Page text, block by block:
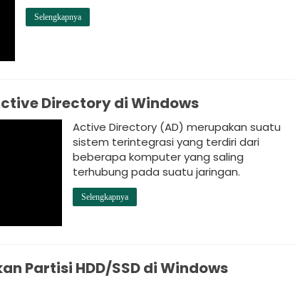
Selengkapnya
Directory di Windows
Active Directory (AD) merupakan suatu
sistem terintegrasi yang terdiri dari
beberapa komputer yang saling
terhubung pada suatu jaringan.
Selengkapnya
Partisi HDD/SSD di Windows